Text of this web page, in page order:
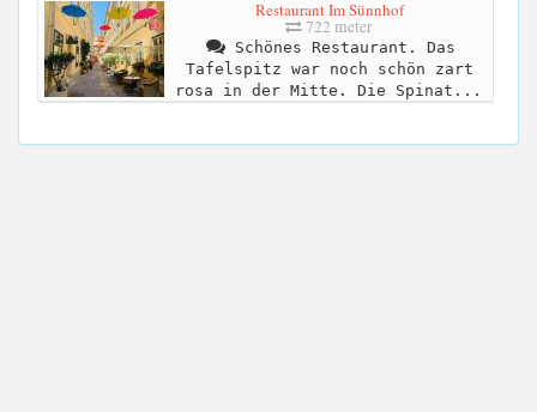
Restaurant Im Sünnhof
722 meter
Schönes Restaurant. Das
Tafelspitz war noch schön zart
rosa in der Mitte. Die Spinat...